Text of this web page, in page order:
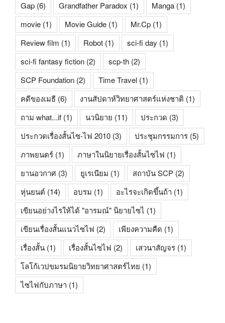
Gap (6) Grandfather Paradox (1) Manga (1)
movie (1) Movie Guide (1) Mr.Cp (1)
Review film (1) Robot (1) sci-fi day (1)
sci-fi fantasy fiction (2) scp-th (2)
SCP Foundation (2) Time Travel (1)
คดีของเมธี (6) งานสัปดาห์วิทยาศาสตร์แห่งชาติ (1)
ถาม what...if (1) นวนิยาย (11) ประกวด (3)
ประกวดเรื่องสั้นไซ-ไฟ 2010 (3) ประชุมกรรมการ (5)
ภาพยนตร์ (1) ภาษาในนิยายเรื่องสั้นไซไฟ (1)
ยานอวกาศ (3) ยูเรเนียม (1) สถาบัน SCP (2)
หุ่นยนต์ (14) อบรม (1) อะไรจะเกิดขึ้นถ้า (1)
เขียนอย่างไรให้ได้ "อารมณ์" นิยายไซไ (1)
เขียนเรื่องสั้นแนวไซไฟ (2) เพียงความคืด (1)
เรื่องสั้น (1) เรื่องสั้นไซไฟ (2) เสวนาสัญจร (1)
โลโก้เวปขมรมนิยายวิทยาศาสตร์ไทย (1)
ไซไฟกับภาษา (1)